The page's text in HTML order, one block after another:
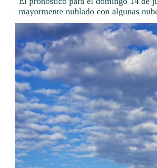
mayormente nublado con algunas